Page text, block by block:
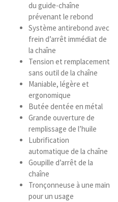
du guide-chaîne
prévenant le rebond
Système antirebond avec
frein d’arrêt immédiat de
la chaîne
Tension et remplacement
sans outil de la chaîne
Maniable, légère et
ergonomique
Butée dentée en métal
Grande ouverture de
remplissage de l’huile
Lubrification
automatique de la chaîne
Goupille d’arrêt de la
chaîne
Tronçonneuse à une main
pour un usage